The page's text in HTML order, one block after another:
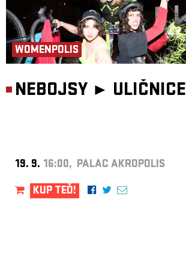
WOMENPOLIS
NEBOJSY ► ULIČNICE
19. 9. 16:00, PALÁC AKROPOLIS
KUP TEĎ!